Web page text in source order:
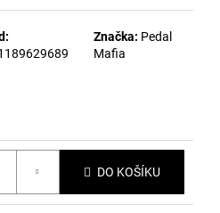
Značka: Pedal
Mafia
DO KOŠÍKU